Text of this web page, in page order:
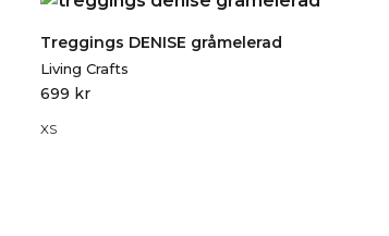
Treggings DENISE gråmelerad
Living Crafts
699 kr
XS